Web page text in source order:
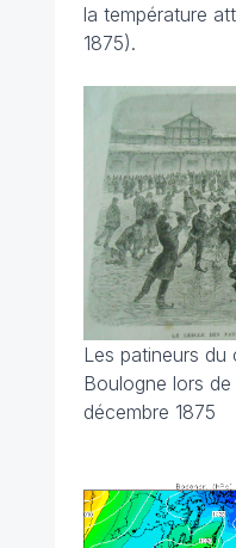
la température
1875).
Les patineurs du
Boulogne lors
décembre 1875